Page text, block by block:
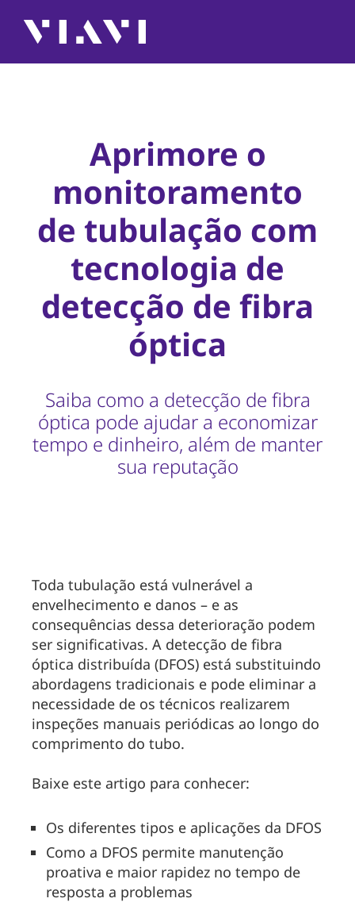
Aprimore o
monitoramento
de tubulação com
tecnologia de
detecção de fibra
óptica
Saiba como a detecção de fibra
óptica pode ajudar a economizar
tempo e dinheiro, além de manter
sua reputação
Toda tubulação está vulnerável a
envelhecimento e danos – e as
consequências dessa deterioração podem
ser significativas. A detecção de fibra
óptica distribuída (DFOS) está substituindo
abordagens tradicionais e pode eliminar a
necessidade de os técnicos realizarem
inspeções manuais periódicas ao longo do
comprimento do tubo.
Baixe este artigo para conhecer:
Os diferentes tipos e aplicações da DFOS
Como a DFOS permite manutenção
proativa e maior rapidez no tempo de
resposta a problemas